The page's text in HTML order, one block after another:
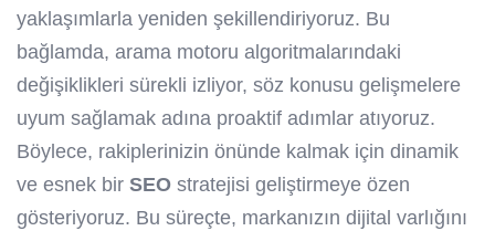
yaklaşımlarla yeniden şekillendiriyoruz. Bu
bağlamda, arama motoru algoritmalarındaki
değişiklikleri sürekli izliyor, söz konusu gelişmelere
uyum sağlamak adına proaktif adımlar atıyoruz.
Böylece, rakiplerinizin önünde kalmak için dinamik
ve esnek bir SEO stratejisi geliştirmeye özen
gösteriyoruz. Bu süreçte, markanızın dijital varlığını